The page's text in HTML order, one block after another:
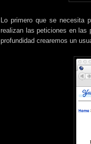
Lo primero que se necesita
realizan las peticiones en las
profundidad crearemos un